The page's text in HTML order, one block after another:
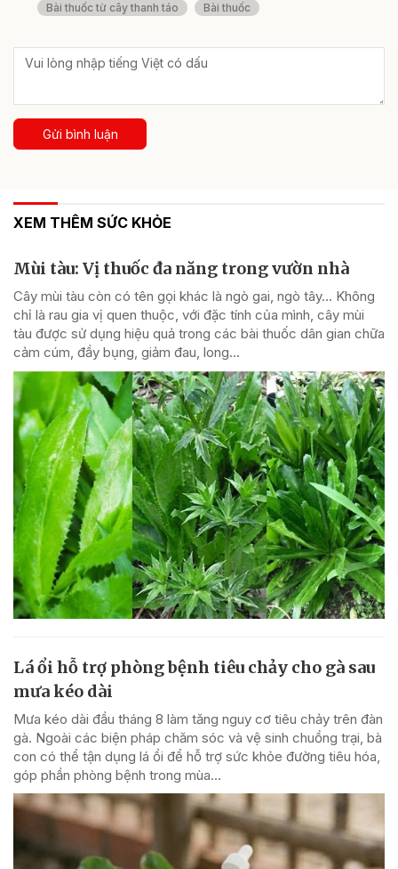
Bài thuốc từ cây thanh táo
Bài thuốc
Gửi bình luận
XEM THÊM SỨC KHỎE
Mùi tàu: Vị thuốc đa năng trong vườn nhà
Cây mùi tàu còn có tên gọi khác là ngò gai, ngò tây… Không
chỉ là rau gia vị quen thuộc, với đặc tính của mình, cây mùi
tàu được sử dụng hiệu quả trong các bài thuốc dân gian chữa
cảm cúm, đầy bụng, giảm đau, long...
Lá ổi hỗ trợ phòng bệnh tiêu chảy cho gà sau
mưa kéo dài
Mưa kéo dài đầu tháng 8 làm tăng nguy cơ tiêu chảy trên đàn
gà. Ngoài các biện pháp chăm sóc và vệ sinh chuồng trại, bà
con có thể tận dụng lá ổi để hỗ trợ sức khỏe đường tiêu hóa,
góp phần phòng bệnh trong mùa...